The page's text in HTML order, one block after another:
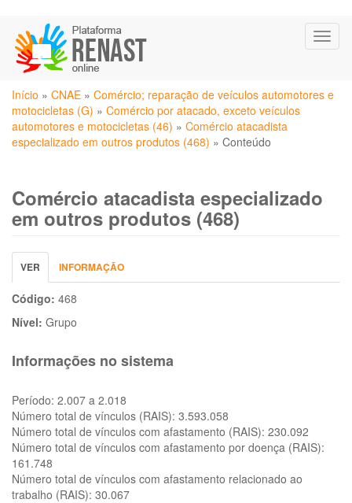
para
conteúdo
principal
Você
está
aqui
Início » CNAE » Comércio; reparação de veículos automotores e
motocicletas (G) » Comércio por atacado, exceto veículos
automotores e motocicletas (46) » Comércio atacadista
especializado em outros produtos (468) » Conteúdo
Comércio atacadista especializado
em outros produtos (468)
Abas
primárias
VER (ABA
ATIVA)
INFORMAÇÃO
Código: 468
Nível: Grupo
Informações no sistema
Período: 2.007 a 2.018
Número total de vínculos (RAIS): 3.593.058
Número total de vínculos com afastamento (RAIS): 230.092
Número total de vínculos com afastamento por doença (RAIS):
161.748
Número total de vínculos com afastamento relacionado ao
trabalho (RAIS): 30.067